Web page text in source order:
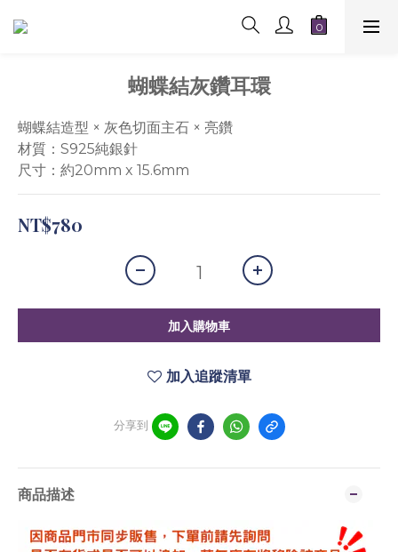
蝴蝶結灰鑽耳環
蝴蝶結造型 × 灰色切面主石 × 亮鑽
材質：S925純銀針
尺寸：約20mm x 15.6mm
NT$780
加入購物車
加入追蹤清單
分享到
商品描述